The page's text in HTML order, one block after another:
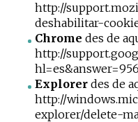
http://
deshabilitar-
Chrome des de
http://
Explorer des de
http://
explorer/delete-